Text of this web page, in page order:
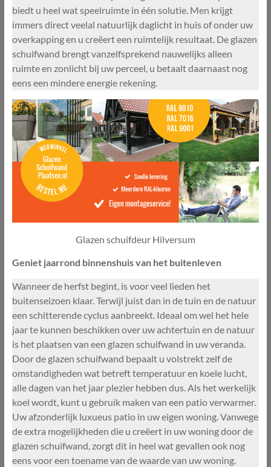
biedt u heel wat speelruimte in één solutie. Men krijgt
immers direct veelal natuurlijk daglicht in huis of onder uw
overkapping en u creëert een ruimtelijk resultaat. De glazen
schuifwand brengt vanzelfsprekend nauwelijks alleen
ruimte en zonlicht bij uw perceel, u betaalt daarnaast nog
eens een mindere energie rekening.
Glazen schuifdeur Hilversum
Geniet jaarrond binnenshuis van het buitenleven
Wanneer de herfst begint, is voor veel lieden het
buitenseizoen klaar. Terwijl juist dan in de tuin en de natuur
een schitterende cyclus aanbreekt. Ideaal om wel het hele
jaar te kunnen beschikken over uw achtertuin en de natuur
is het plaatsen van een glazen schuifwand in uw veranda.
Door de glazen schuifwand bepaalt u volstrekt zelf de
omstandigheden wat betreft temperatuur en koele lucht,
alle dagen van het jaar plezier hebben dus. Als het werkelijk
koel wordt, kunt u gebruik maken van een patio verwarmer.
Uw afzonderlijk luxueus patio in uw eigen woning. Vanwege
de extra mogelijkheden die u creëert in uw woning door de
glazen schuifwand, zorgt dit in heel wat gevallen ook nog
eens voor een toename van de waarde van uw woning.